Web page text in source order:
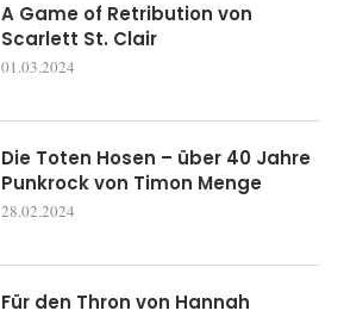
A Game of Retribution von
Scarlett St. Clair
01.03.2024
Die Toten Hosen – über 40 Jahre
Punkrock von Timon Menge
28.02.2024
Für den Thron von Hannah